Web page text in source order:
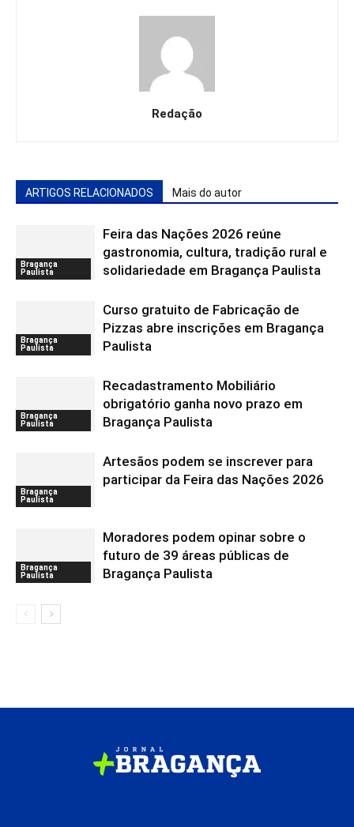
Redação
ARTIGOS RELACIONADOS Mais do autor
Bragança
Paulista
Feira das Nações 2026 reúne
gastronomia, cultura, tradição rural e
solidariedade em Bragança Paulista
Bragança
Paulista
Curso gratuito de Fabricação de
Pizzas abre inscrições em Bragança
Paulista
Bragança
Paulista
Recadastramento Mobiliário
obrigatório ganha novo prazo em
Bragança Paulista
Bragança
Paulista
Artesãos podem se inscrever para
participar da Feira das Nações 2026
Bragança
Paulista
Moradores podem opinar sobre o
futuro de 39 áreas públicas de
Bragança Paulista